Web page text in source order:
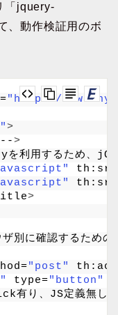
「jquery-
、動作検証用のボ
"http://
>
-->
を利用するため、
>
別に確認するための
"post"
type="button"
有り、JS定義無し